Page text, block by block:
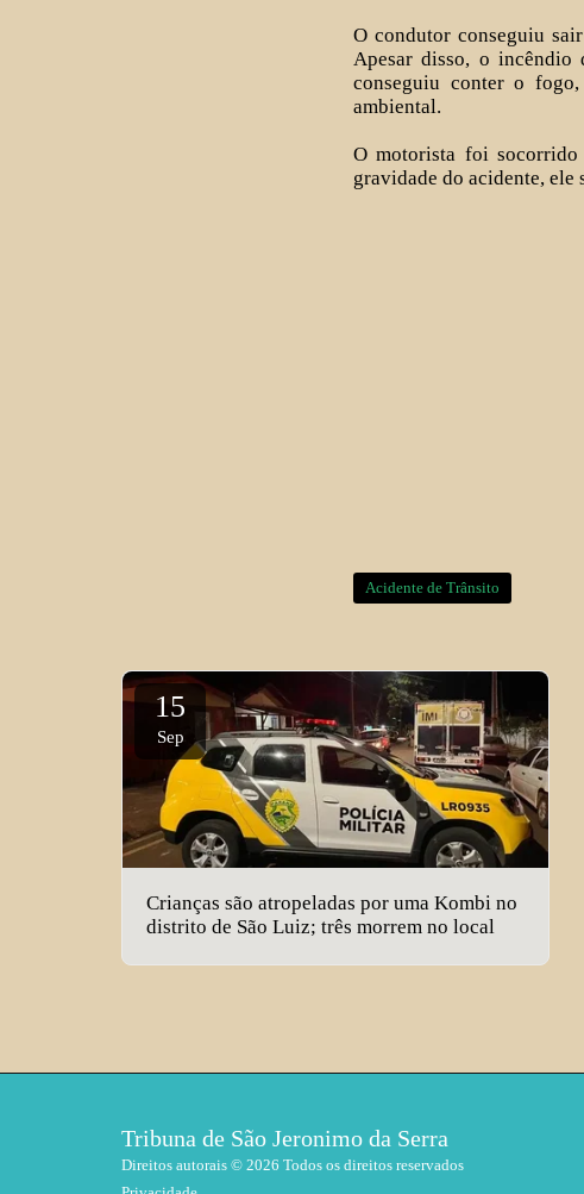
O condutor conseguiu
Apesar disso, o incêndio
conseguiu conter o
ambiental.
O motorista foi socorrido
gravidade do acidente, ele
Acidente de Trânsito
15
Sep
Crianças são atropeladas por uma Kombi no
distrito de São Luiz; três morrem no local
Tribuna de São Jeronimo da Serra
Direitos autorais © 2026 Todos os direitos reservados